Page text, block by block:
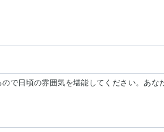
で日頃の雰囲気を堪能してください。あな